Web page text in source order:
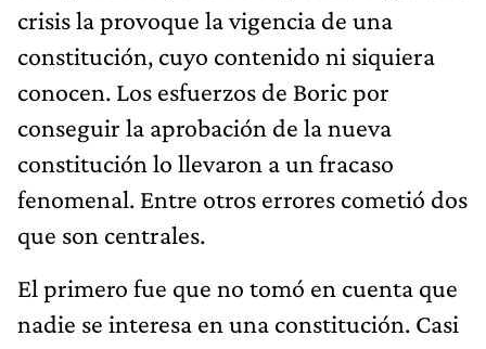
crisis la provoque la vigencia de una
constitución, cuyo contenido ni siquiera
conocen. Los esfuerzos de Boric por
conseguir la aprobación de la nueva
constitución lo llevaron a un fracaso
fenomenal. Entre otros errores cometió dos
que son centrales.
El primero fue que no tomó en cuenta que
nadie se interesa en una constitución. Casi